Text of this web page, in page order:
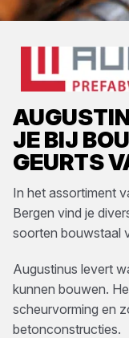
JE BIJ
GEURTS
In het assortiment
Bergen vind je
soorten bouwstaal
Augustinus levert
kunnen bouwen.
scheurvorming en
betonconstructies.